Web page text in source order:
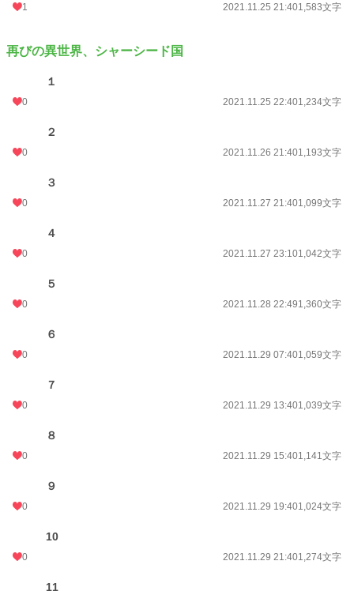
1 2021.11.25 21:401,583文字
再びの異世界、シャーシード国
１
0 2021.11.25 22:401,234文字
２
0 2021.11.26 21:401,193文字
３
0 2021.11.27 21:401,099文字
４
0 2021.11.27 23:101,042文字
５
0 2021.11.28 22:491,360文字
６
0 2021.11.29 07:401,059文字
７
0 2021.11.29 13:401,039文字
８
0 2021.11.29 15:401,141文字
９
0 2021.11.29 19:401,024文字
10
0 2021.11.29 21:401,274文字
11